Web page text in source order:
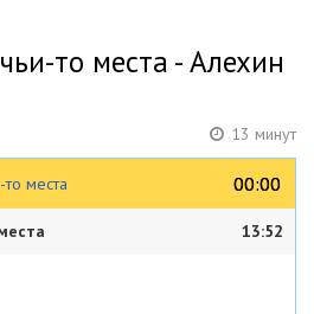
то места - Алехин
13 минут
места 00:00
00:00
13:52